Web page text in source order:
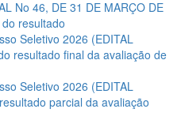
No 46, DE 31 DE MARÇO DE
resultado
Seletivo 2026 (EDITAL
resultado final da avaliação de
Seletivo 2026 (EDITAL
parcial da avaliação